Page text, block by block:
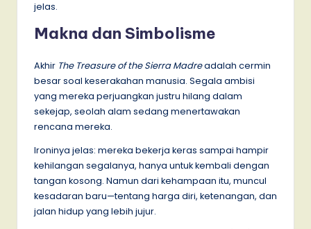
jelas.
Makna dan Simbolisme
Akhir The Treasure of the Sierra Madreadalah cermin
besar soal keserakahan manusia. Segala ambisi
yang mereka perjuangkan justru hilang dalam
sekejap, seolah alam sedang menertawakan
rencana mereka.
Ironinya jelas: mereka bekerja keras sampai hampir
kehilangan segalanya, hanya untuk kembali dengan
tangan kosong. Namun dari kehampaan itu, muncul
kesadaran baru—tentang harga diri, ketenangan, dan
jalan hidup yang lebih jujur.